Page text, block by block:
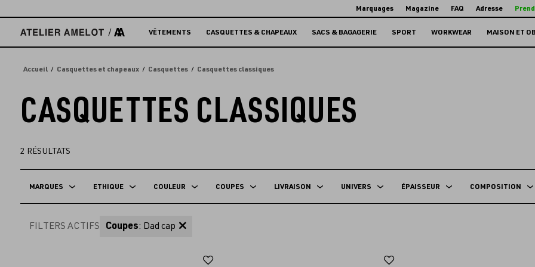
directement
contenu
Marquages Magazine FAQ Adresse
VÊTEMENTS CASQUETTES & CHAPEAUX SACS & BAGAGERIE SPORT WORKWEAR MAISON ET
Accueil Casquettes et chapeaux Casquettes Casquettes classiques
CASQUETTES CLASSIQUES
2 RÉSULTATS
MARQUES ETHIQUE COULEUR COUPES LIVRAISON UNIVERS ÉPAISSEUR COMPOSITION
FILTERS ACTIFS Coupes: Dad cap